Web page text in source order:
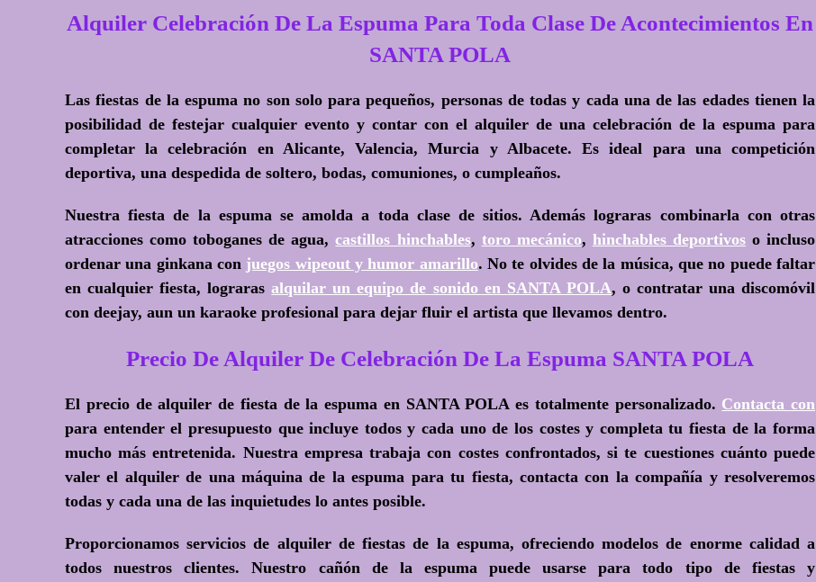
Alquiler Celebración De La Espuma Para Toda Clase De Acontecimientos En
SANTA POLA
Las fiestas de la espuma no son solo para pequeños, personas de todas y cada una de las edades tienen la
posibilidad de festejar cualquier evento y contar con el alquiler de una celebración de la espuma para
completar la celebración en Alicante, Valencia, Murcia y Albacete. Es ideal para una competición
deportiva, una despedida de soltero, bodas, comuniones, o cumpleaños.
Nuestra fiesta de la espuma se amolda a toda clase de sitios. Además lograras combinarla con otras
atracciones como toboganes de agua,castillos hinchables, toro mecánico, hinchables deportivoso incluso
ordenar una ginkana con juegos wipeout y humor amarillo. No te olvides de la música, que no puede faltar
en cualquier fiesta, lograrasalquilar un equipo de sonido en SANTA POLA, o contratar una discomóvil
con deejay, aun un karaoke profesional para dejar fluir el artista que llevamos dentro.
Precio De Alquiler De Celebración De La Espuma SANTA POLA
El precio de alquiler de fiesta de la espuma en SANTA POLA es totalmente personalizado. Contacta con
para entender el presupuesto que incluye todos y cada uno de los costes y completa tu fiesta de la forma
mucho más entretenida. Nuestra empresa trabaja con costes confrontados, si te cuestiones cuánto puede
valer el alquiler de una máquina de la espuma para tu fiesta, contacta con la compañía y resolveremos
todas y cada una de las inquietudes lo antes posible.
Proporcionamos servicios de alquiler de fiestas de la espuma, ofreciendo modelos de enorme calidad a
todos nuestros clientes. Nuestro cañón de la espuma puede usarse para todo tipo de fiestas y